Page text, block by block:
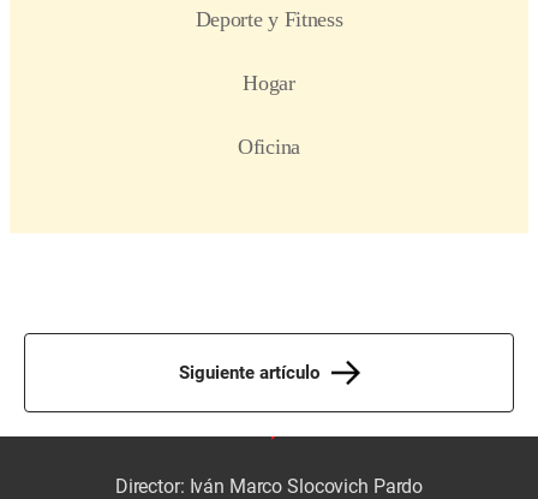
Siguiente artículo
Director: Iván Marco Slocovich Pardo